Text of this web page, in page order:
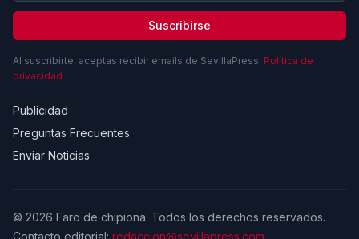
Suscribirse
Al suscribirte, aceptas recibir emails de SevillaPress. Política de
privacidad
Publicidad
Preguntas Frecuentes
Enviar Noticias
© 2026 Faro de chipiona. Todos los derechos reservados.
Contacto editorial: redaccion@sevillapress.com